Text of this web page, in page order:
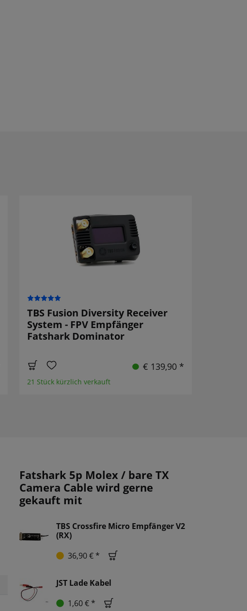
TBS Fusion Diversity Receiver
System - FPV Empfänger
Fatshark Dominator
€ 139,90 *
21 Stück kürzlich verkauft
Fatshark 5p Molex / bare TX
Camera Cable wird gerne
gekauft mit
TBS Crossfire Micro Empfänger V2
(RX)
36,90 € *
JST Lade Kabel
1,60 € *